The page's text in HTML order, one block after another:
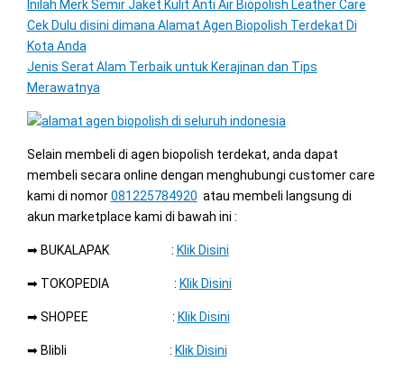
Inilah Merk Semir Jaket Kulit Anti Air Biopolish Leather Care
Cek Dulu disini dimana Alamat Agen Biopolish Terdekat Di
Kota Anda
Jenis Serat Alam Terbaik untuk Kerajinan dan Tips
Merawatnya
Selain membeli di agen biopolish terdekat, anda dapat
membeli secara online dengan menghubungi customer care
kami di nomor081225784920 atau membeli langsung di
akun marketplace kami di bawah ini :
➡ BUKALAPAK : Klik Disini
➡ TOKOPEDIA : Klik Disini
➡ SHOPEE : Klik Disini
➡ Blibli : Klik Disini